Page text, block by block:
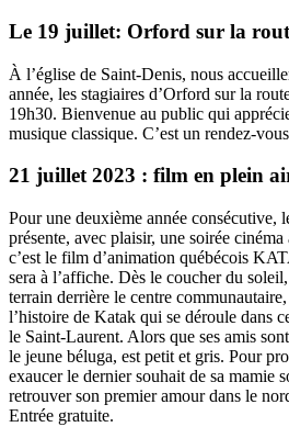
Le 19 juillet: Orford sur la
À l’église de Saint-Denis, nous
année, les stagiaires d’Orford sur la
19h30. Bienvenue au public qui
musique classique. C’est un rendez-
21 juillet 2023 : film en plein
Pour une deuxième année consécutive,
présente, avec plaisir, une soirée
c’est le film d’animation québécois
sera à l’affiche. Dès le coucher du
terrain derrière le centre
l’histoire de Katak qui se déroule dans
le Saint-Laurent. Alors que ses amis
le jeune béluga, est petit et gris. Pour
exaucer le dernier souhait de sa mamie
retrouver son premier amour dans le
Entrée gratuite.